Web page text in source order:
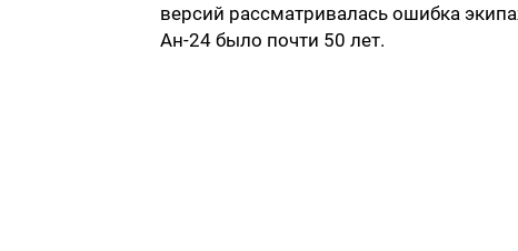
версий рассматривалась ошибка
Ан-24 было почти 50 лет.